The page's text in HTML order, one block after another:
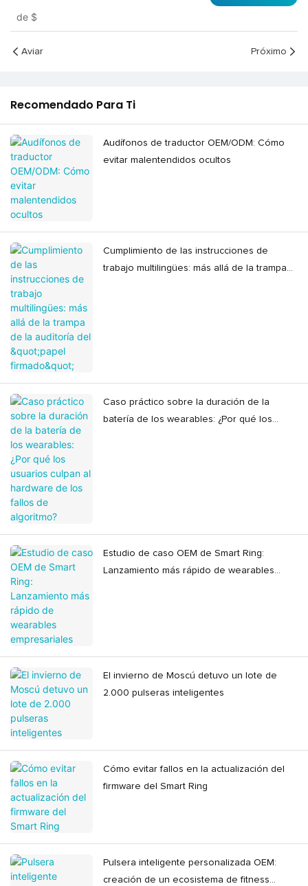
de $
Aviar Próximo
Recomendado Para Ti
Audífonos de traductor OEM/ODM: Cómo
evitar malentendidos ocultos
Cumplimiento de las instrucciones de
trabajo multilingües: más allá de la trampa
Caso práctico sobre la duración de la
batería de los wearables: ¿Por qué los
Estudio de caso OEM de Smart Ring:
Lanzamiento más rápido de wearables
El invierno de Moscú detuvo un lote de
2.000 pulseras inteligentes
Cómo evitar fallos en la actualización del
firmware del Smart Ring
Pulsera inteligente personalizada OEM:
creación de un ecosistema de fitness